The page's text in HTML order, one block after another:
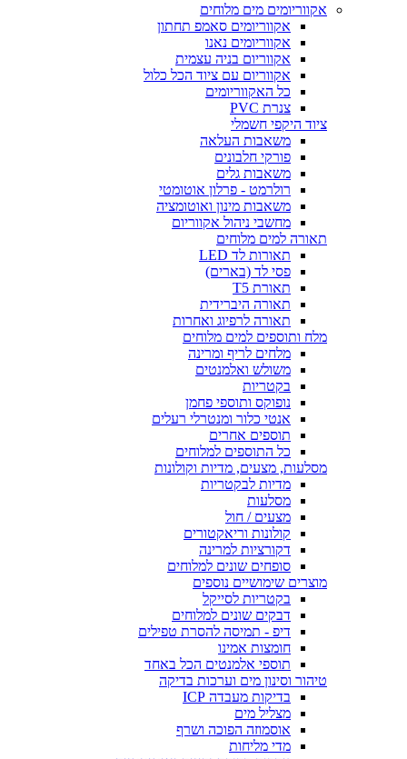
אקווריומים מים מלוחים
אקווריומים סאמפ תחתון
אקווריומים נאנו
אקווריום בניה עצמית
אקווריום עם ציוד הכל כלול
כל האקווריומים
צנרת PVC
ציוד היקפי חשמלי
משאבות העלאה
פורקי חלבונים
משאבות גלים
רולרמט - פרלון אוטומטי
משאבות מינון ואוטומציה
מחשבי ניהול אקווריום
תאורה למים מלוחים
תאורות לד LED
פסי לד (בארים)
תאורת T5
תאורה היברידית
תאורה לרפיוג ואחרות
מלח ותוספים למים מלוחים
מלחים לריף ומרינה
משולש ואלמנטים
בקטריות
נופוקס ותוספי פחמן
אנטי כלור ומנטרלי רעלים
תוספים אחרים
כל התוספים למלוחים
מסלעות, מצעים, מדיות וקולונות
מדיות לבקטריות
מסלעות
מצעים / חול
קולונות וריאקטורים
דקורציות למרינה
סופחים שונים למלוחים
מוצרים שימושיים נוספים
בקטריות לסייקל
דבקים שונים למלוחים
דיפ - תמיסה להסרת טפילים
חומצות אמינו
תוספי אלמנטים הכל באחד
טיהור וסינון מים וערכות בדיקה
בדיקות מעבדה ICP
מצליל מים
אוסמוזה הפוכה ושרף
מדי מליחות